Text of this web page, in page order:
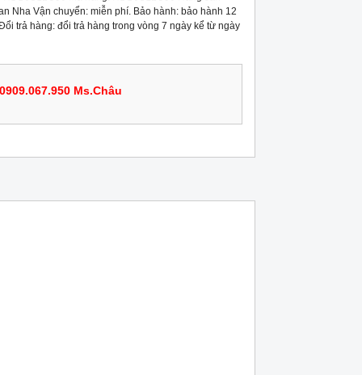
Nha Vận chuyển: miễn phí. Bảo hành: bảo hành 12
trả hàng: đổi trả hàng trong vòng 7 ngày kể từ ngày
0909.067.950 Ms.Châu